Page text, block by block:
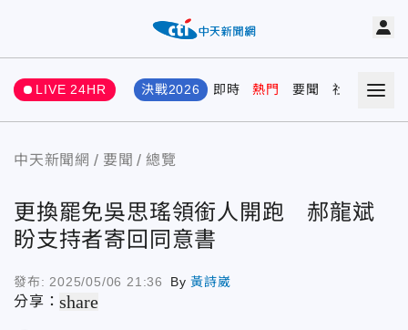
LIVE 24HR 決戰2026 即時 熱門 要聞 社會 娛樂
中天新聞網 要聞 總覽
更換罷免吳思瑤領銜人開跑 郝龍斌
盼支持者寄回同意書
發布: 2025/05/06 21:36 By黃詩崴
分享：share